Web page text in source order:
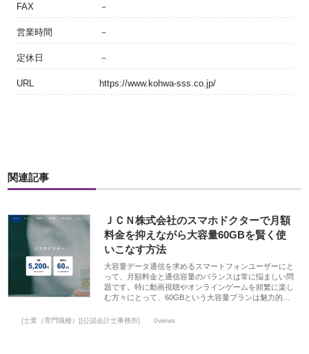
FAX －
営業時間 －
定休日 －
URL https://www.kohwa-sss.co.jp/
関連記事
ＪＣＮ株式会社のスマホドクターで月額
料金を抑えながら大容量60GBを賢く使
いこなす方法
大容量データ通信を求めるスマートフォンユーザーにと
って、月額料金と通信容量のバランスは常に悩ましい問
題です。特に動画視聴やオンラインゲームを頻繁に楽し
む方々にとって、60GBという大容量プランは魅力的…
[士業（専門職種）][公認会計士事務所] 0views